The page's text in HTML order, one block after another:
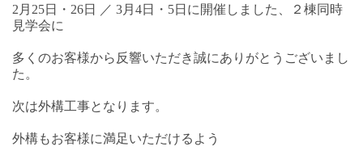
2月25日・26日 ／ 3月4日・5日に開催しました、２棟同時
見学会に
多くのお客様から反響いただき誠にありがとうございまし
た。
次は外構工事となります。
外構もお客様に満足いただけるよう